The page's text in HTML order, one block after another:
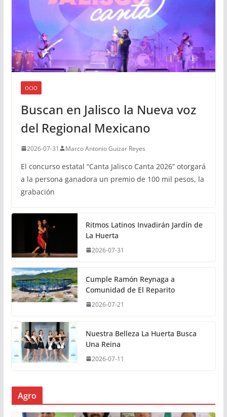
OCIO
Buscan en Jalisco la Nueva voz
del Regional Mexicano
2026-07-31 Marco Antonio Guizar Reyes
El concurso estatal “Canta Jalisco Canta 2026” otorgará
a la persona ganadora un premio de 100 mil pesos, la
grabación
Ritmos Latinos Invadirán Jardín de
La Huerta
2026-07-31
Cumple Ramón Reynaga a
Comunidad de El Reparito
2026-07-21
Nuestra Belleza La Huerta Busca
Una Reina
2026-07-11
Agro